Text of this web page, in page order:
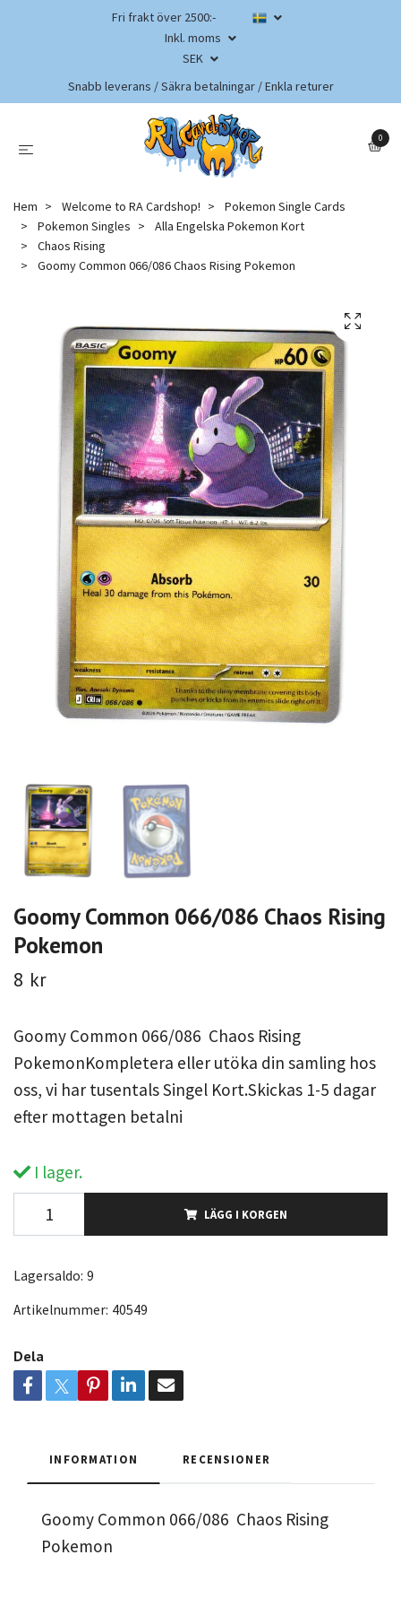
Fri frakt över 2500:-
Inkl. moms
SEK
Snabb leverans / Säkra betalningar / Enkla returer
0
Hem Welcome to RA Cardshop!
Pokemon Single Cards
Pokemon Singles
Alla Engelska Pokemon Kort
Chaos Rising
Goomy Common 066/086 Chaos Rising Pokemon
Goomy Common 066/086 Chaos Rising
Pokemon
8 kr
Goomy Common 066/086 Chaos Rising
PokemonKompletera eller utöka din samling hos
oss, vi har tusentals Singel Kort.Skickas 1-5 dagar
efter mottagen betalni
I lager.
LÄGG I KORGEN
Lagersaldo: 9
Artikelnummer: 40549
Dela
INFORMATION RECENSIONER
Goomy Common 066/086 Chaos Rising
Pokemon